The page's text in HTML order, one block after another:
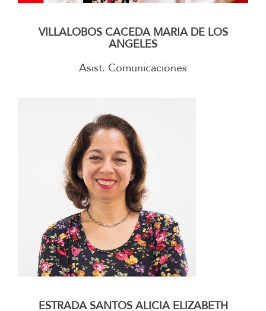
VILLALOBOS CACEDA MARIA DE LOS
ANGELES
Asist. Comunicaciones
ESTRADA SANTOS ALICIA ELIZABETH